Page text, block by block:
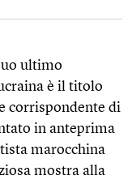
ultimo
è il titolo
corrispondente di
in anteprima
marocchina
mostra alla